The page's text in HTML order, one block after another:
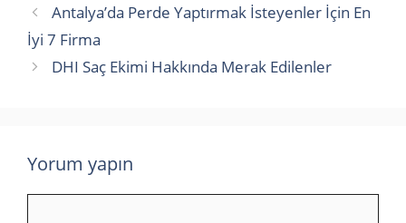
Antalya’da Perde Yaptırmak İsteyenler İçin En
İyi 7 Firma
DHI Saç Ekimi Hakkında Merak Edilenler
Yorum yapın